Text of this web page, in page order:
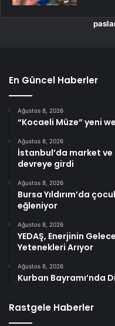
En Güncel Haberler
Ağustos 8, 2026
“Kocaeli Müze” yeni
Ağustos 8, 2026
İstanbul’da market
devreye girdi
Ağustos 8, 2026
Bursa Yıldırım’da
eğleniyor
Ağustos 8, 2026
YEDAŞ, Enerjinin
Yetenekleri Arıyor
Ağustos 8, 2026
Kurban Bayramı’nda
Rastgele Haberler